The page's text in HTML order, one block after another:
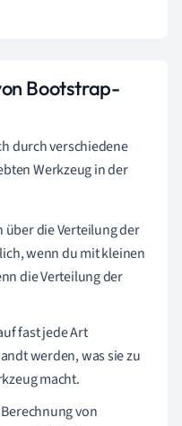
Bootstrap-
durch verschiedene
Werkzeug in der
die Verteilung der
wenn du mit kleinen
die Verteilung der
fast jede Art
werden, was sie zu
macht.
von